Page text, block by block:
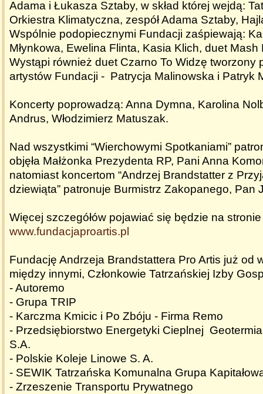
Adama i Łukasza Sztaby, w skład której wejdą:
Orkiestra Klimatyczna, zespół Adama Sztaby,
Wspólnie podopiecznymi Fundacji zaśpiewają:
Młynkowa, Ewelina Flinta, Kasia Klich, duet Mash
Wystąpi również duet Czarno To Widzę tworzony
artystów Fundacji - Patrycja Malinowska i Patryk
Koncerty poprowadzą: Anna Dymna, Karolina
Andrus, Włodzimierz Matuszak.
Nad wszystkimi “Wierchowymi Spotkaniami”
objęła Małżonka Prezydenta RP, Pani Anna
natomiast koncertom “Andrzej Brandstatter z
dziewiąta” patronuje Burmistrz Zakopanego, Pan
Więcej szczegółów pojawiać się będzie na
www.fundacjaproartis.pl
Fundację Andrzeja Brandstattera Pro Artis już od
między innymi, Członkowie Tatrzańskiej Izby
- Autoremo
- Grupa TRIP
- Karczma Kmicic i Po Zbóju - Firma Remo
- Przedsiębiorstwo Energetyki Cieplnej
S.A.
- Polskie Koleje Linowe S. A.
- SEWIK Tatrzańska Komunalna Grupa
- Zrzeszenie Transportu Prywatnego